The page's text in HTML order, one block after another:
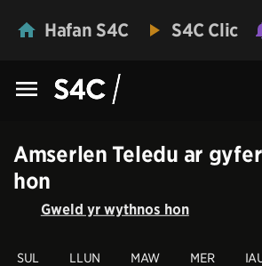
Hafan S4C S4C Clic
Amserlen Teledu ar
hon
Gweld yr wythnos hon
SUL LLUN MAW MER